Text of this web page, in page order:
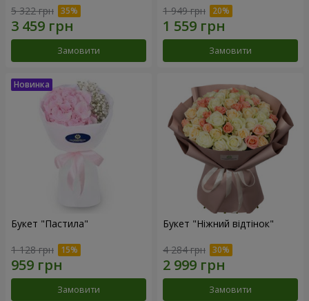
5 322 грн
Замовити
1 949 грн
Замовити
Букет "Пастила"
1 128 грн
Замовити
Букет "Ніжний відтінок"
4 284 грн
Замовити